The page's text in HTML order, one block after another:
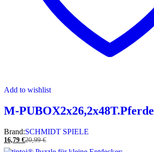
Add to wishlist
M-PUBOX2x26,2x48T.Pferde
Brand:SCHMIDT SPIELE
16,79 €20,99€